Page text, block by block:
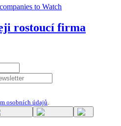
to Watch
rostoucí firma
osobních údajů.